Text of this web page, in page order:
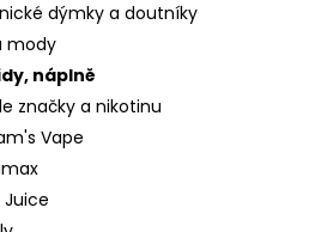
dýmky a doutníky
mody
náplně
značky a nikotinu
Vape
Juice